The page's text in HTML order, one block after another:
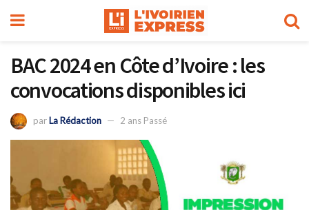
BAC 2024 en Côte d’Ivoire : les
convocations disponibles ici
parLa Rédaction 2 ans Passé